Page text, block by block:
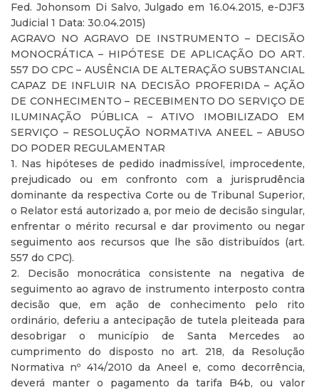
Fed. Johonsom Di Salvo, Julgado em 16.04.2015, e-DJF3
Judicial 1 Data: 30.04.2015)
AGRAVO NO AGRAVO DE INSTRUMENTO – DECISÃO
MONOCRÁTICA – HIPÓTESE DE APLICAÇÃO DO ART.
557 DO CPC – AUSÊNCIA DE ALTERAÇÃO SUBSTANCIAL
CAPAZ DE INFLUIR NA DECISÃO PROFERIDA – AÇÃO
DE CONHECIMENTO – RECEBIMENTO DO SERVIÇO DE
ILUMINAÇÃO PÚBLICA – ATIVO IMOBILIZADO EM
SERVIÇO – RESOLUÇÃO NORMATIVA ANEEL – ABUSO
DO PODER REGULAMENTAR
1. Nas hipóteses de pedido inadmissível, improcedente,
prejudicado ou em confronto com a jurisprudência
dominante da respectiva Corte ou de Tribunal Superior,
o Relator está autorizado a, por meio de decisão singular,
enfrentar o mérito recursal e dar provimento ou negar
seguimento aos recursos que lhe são distribuídos (art.
557 do CPC).
2. Decisão monocrática consistente na negativa de
seguimento ao agravo de instrumento interposto contra
decisão que, em ação de conhecimento pelo rito
ordinário, deferiu a antecipação de tutela pleiteada para
desobrigar o município de Santa Mercedes ao
cumprimento do disposto no art. 218, da Resolução
Normativa nº 414/2010 da Aneel e, como decorrência,
deverá manter o pagamento da tarifa B4b, ou valor